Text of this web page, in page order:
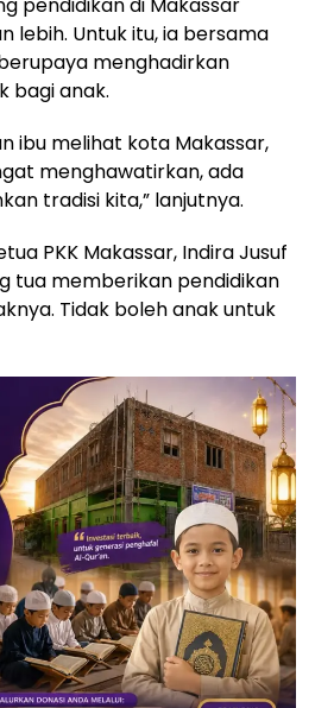
lebih. Untuk itu, ia bersama
menghadirkan
bagi anak.
ibu melihat kota Makassar,
menghawatirkan, ada
tradisi kita,” lanjutnya.
PKK Makassar, Indira Jusuf
tua memberikan pendidikan
Tidak boleh anak untuk